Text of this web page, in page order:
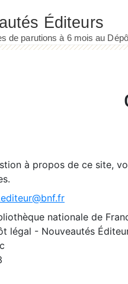
à propos de ce site,
nationale de
légal - Nouveautés